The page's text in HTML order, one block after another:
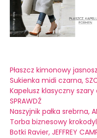
Płaszcz kimonowy
Sukienka midi czarna,
Kapelusz klasyczny szary
SPRAWDŹ
Naszyjnik pałka srebrna,
Torba biznesowy
Botki Ravier, JEFFREY